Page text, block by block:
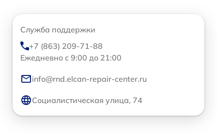
Служба поддержки
+7 (863) 209-71-88
Ежедневно с 9:00 до 21:00
info@rnd.elcan-repair-center.ru
Социалистическая улица, 74